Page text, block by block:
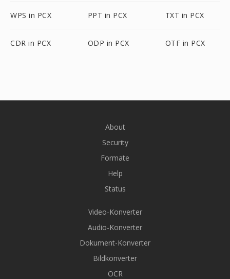
WPS in PCX PPT in PCX TXT in PCX
CDR in PCX ODP in PCX OTF in PCX
About
Security
Formate
Help
Status
Video-Konverter
Audio-Konverter
Dokument-Konverter
Bildkonverter
OCR